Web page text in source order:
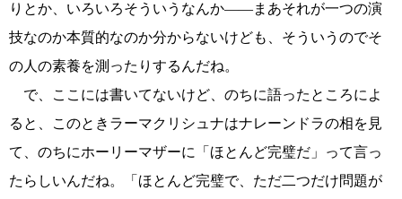
りとか、いろいろそういうなんか――まあそれが一つの演
技なのか本質的なのか分からないけども、そういうのでそ
の人の素養を測ったりするんだね。
で、ここには書いてないけど、のちに語ったところによ
ると、このときラーマクリシュナはナレーンドラの相を見
て、のちにホーリーマザーに「ほとんど完璧だ」って言っ
たらしいんだね。「ほとんど完璧で、ただ二つだけ問題が